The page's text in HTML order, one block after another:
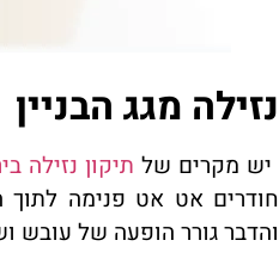
נזילה מגג הבניין
יש מקרים של תיקון נזילה
חודרים אט אט פנימה לתוך
והדבר גורר הופעה של עובש